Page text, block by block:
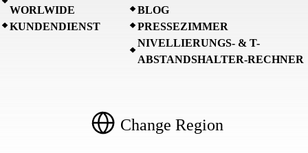
WORLWIDE
KUNDENDIENST
BLOG
PRESSEZIMMER
NIVELLIERUNGS- & T-
ABSTANDSHALTER-RECHNER
Change Region